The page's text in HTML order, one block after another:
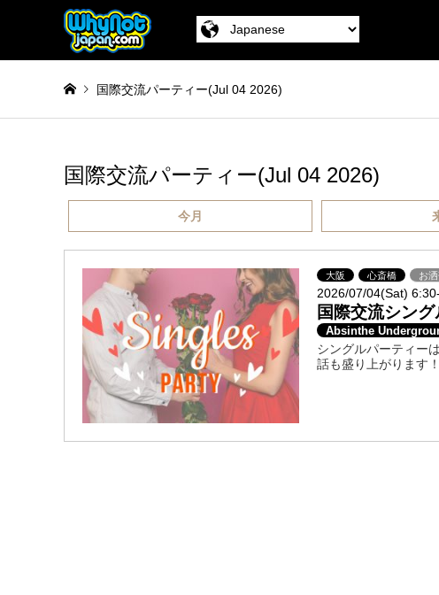
国際交流パーティー(Jul 04 2026)
国際交流パーティー(Jul 04 2026)
今月
大阪 心斎橋 お
2026/07/04(Sat)
国際交流シン
Absinthe
シングルパーティー
話も盛り上がります